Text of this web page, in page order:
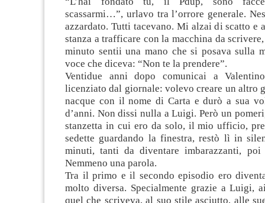
scassarmi…”, urlavo tra l’orrore generale.
azzardato. Tutti tacevano. Mi alzai di scatto e
stanza a trafficare con la macchina da
minuto sentii una mano che si posava sulla
voce che diceva: “Non te la prendere”.
Ventidue anni dopo comunicai a
licenziato dal giornale: volevo creare un altro
nacque con il nome di Carta e durò a sua
d’anni. Non dissi nulla a Luigi. Però un
stanzetta in cui ero da solo, il mio ufficio,
sedette guardando la finestra, restò lì in
minuti, tanti da diventare imbarazzanti,
Nemmeno una parola.
Tra il primo e il secondo episodio ero
molto diversa. Specialmente grazie a Luigi,
quel che scriveva, al suo stile asciutto, alle